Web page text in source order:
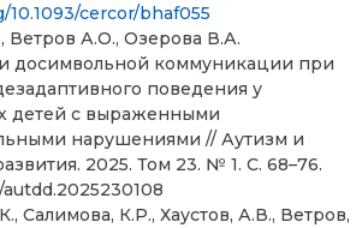
10.1093/cercor/bhaf055
Ветров А.О., Озерова В.А.
досимвольной коммуникации при
поведения у
детей с выраженными
нарушениями // Аутизм и
2025. Том 23. № 1. С. 68–76.
autdd.2025230108
Салимова, К.Р., Хаустов, А.В., Ветров,